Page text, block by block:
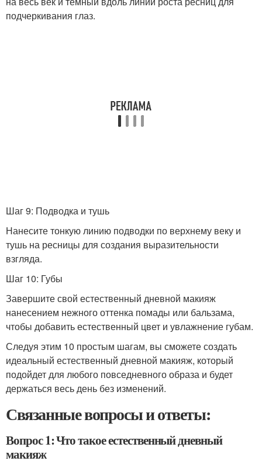
подчеркивания глаз.
Шаг 9: Подводка и тушь
Нанесите тонкую линию подводки по верхнему веку и
тушь на ресницы для создания выразительности
взгляда.
Шаг 10: Губы
Завершите свой естественный дневной макияж
нанесением нежного оттенка помады или бальзама,
чтобы добавить естественный цвет и увлажнение губам.
Следуя этим 10 простым шагам, вы сможете создать
идеальный естественный дневной макияж, который
подойдет для любого повседневного образа и будет
держаться весь день без изменений.
Связанные вопросы и ответы:
Вопрос 1: Что такое естественный дневный
макияж